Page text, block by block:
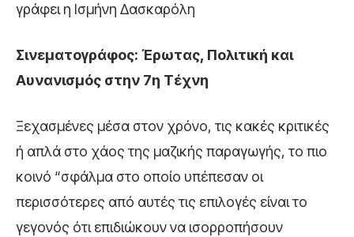
γράφει η Ισμήνη Δασκαρόλη
Σινεματογράφος: Έρωτας, Πολιτική και
Αυνανισμός στην 7η Τέχνη
Ξεχασμένες μέσα στον χρόνο, τις κακές κριτικές
ή απλά στο χάος της μαζικής παραγωγής, το πιο
κοινό “σφάλμα στο οποίο υπέπεσαν οι
περισσότερες από αυτές τις επιλογές είναι το
γεγονός ότι επιδιώκουν να ισορροπήσουν